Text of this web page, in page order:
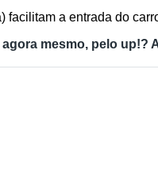
facilitam a entrada do
mesmo, pelo up!?